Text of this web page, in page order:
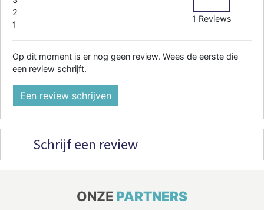
2
1
1 Reviews
Op dit moment is er nog geen review. Wees de eerste die
een review schrijft.
Een review schrijven
Schrijf een review
ONZE PARTNERS